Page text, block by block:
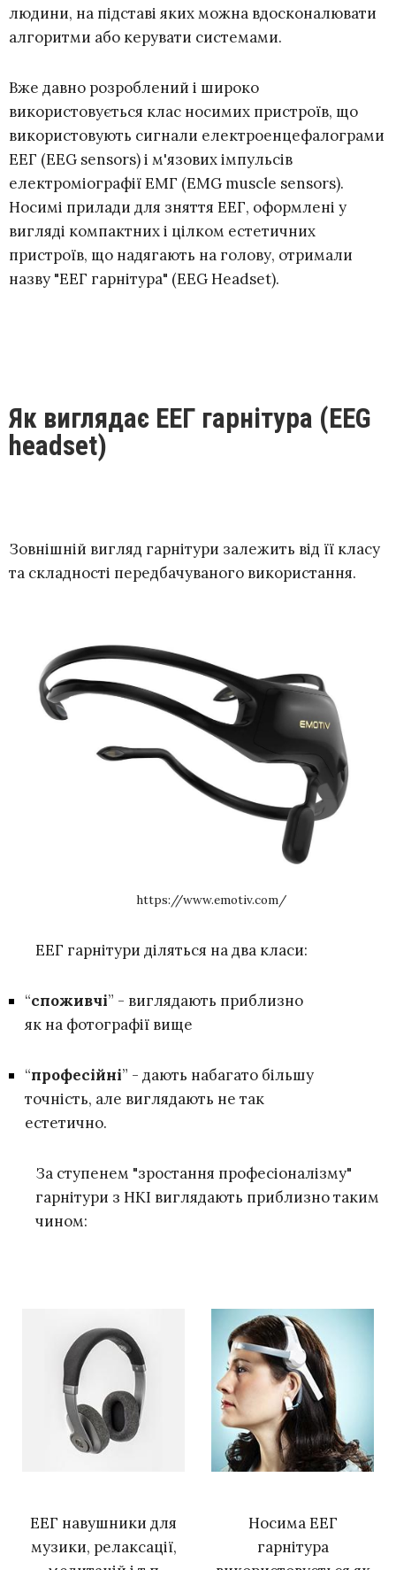
людини, на підставі яких можна вдосконалювати
алгоритми або керувати системами.
Вже давно розроблений і широко
використовується клас носимих пристроїв, що
використовують сигнали електроенцефалограми
ЕЕГ (EEG sensors) і м'язових імпульсів
електроміографії ЕМГ (EMG muscle sensors).
Носимі прилади для зняття ЕЕГ, оформлені у
вигляді компактних і цілком естетичних
пристроїв, що надягають на голову, отримали
назву "ЕЕГ гарнітура" (EEG Headset).
Як виглядає ЕЕГ гарнітура (EEG
headset)
Зовнішній вигляд гарнітури залежить від її класу
та складності передбачуваного використання.
https://www.emotiv.com/
ЕЕГ гарнітури діляться на два класи:
“споживчі” - виглядають приблизно
як на фотографії вище
“професійні” - дають набагато більшу
точність, але виглядають не так
естетично.
За ступенем "зростання професіоналізму"
гарнітури з НКІ виглядають приблизно таким
чином:
ЕЕГ навушники для
музики, релаксації,
Носима ЕЕГ
гарнітура